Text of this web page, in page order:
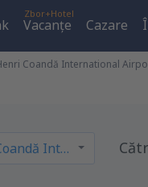
Zbor+Hotel
Vacanţe Cazare
Coandă International